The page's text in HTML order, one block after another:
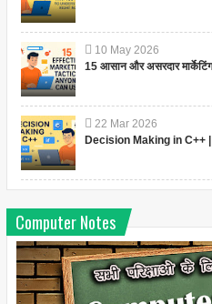
10 May 2026
15 आसान और असरदार
22 Mar 2026
Decision Making in C++ |
Computer Notes